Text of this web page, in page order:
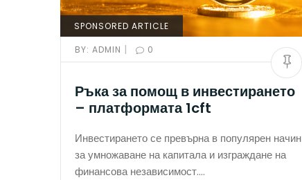
SPONSORED ARTICLE
BY: ADMIN | 0
Ръка за помощ в инвестирането
– платформата 1cft
Инвестирането се превърна в популярен начин
за умножаване на капитала и изграждане на
финансова независимост.…